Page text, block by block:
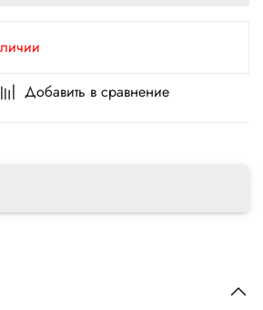
Добавить в сравнение